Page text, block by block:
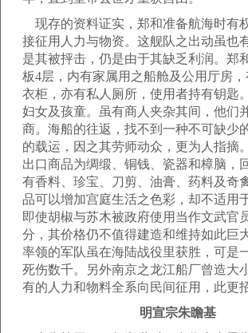
现存的资料证实，郑和准备航海时有
接征用人力与物资。这舰队之出动虽也
是其被抨击，仍是由于其缺乏利润。郑
板4层，内有家属用之船舱及公用厅房
衣柜，亦有私人厕所，使用者持有钥匙
妇女及孩童。虽有商人夹杂其间，他们
商。海船的往返，找不到一种不可缺少
的载运，因之其劳师动众，更为人指摘
出口商品为绸缎、铜钱、瓷器和樟脑，
有香料、珍宝、刀剪、油膏、药料及奇
品可以增加宫庭生活之色彩，却不适用
即使胡椒与苏木被政府使用当作文武官
分，其价格仍不值得建造和维持如此巨
率领的军队虽在海陆战役里获胜，可是
死伤数千。另外南京之龙江船厂曾造大
有的人力和物料全系向民间征用，此更
明宣宗朱瞻基